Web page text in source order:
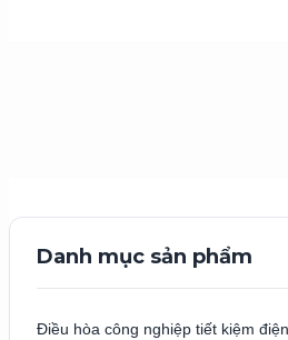
Danh mục sản phẩm
Điều hòa công nghiệp tiết kiệm